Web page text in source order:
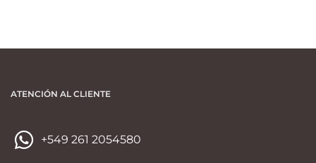
ATENCIÓN AL CLIENTE
+549 261 2054580